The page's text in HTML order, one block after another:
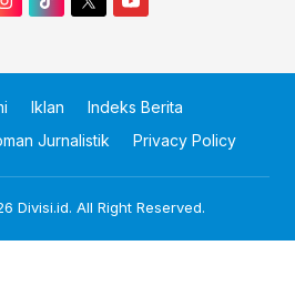
Iklan
Indeks Berita
Jurnalistik
Privacy Policy
Divisi.id. All Right Reserved.